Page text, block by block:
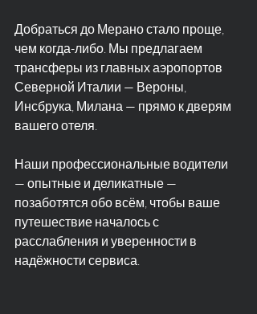
Добраться до Мерано стало проще,
чем когда-либо. Мы предлагаем
трансферы из главных аэропортов
Северной Италии — Вероны,
Инсбрука, Милана — прямо к дверям
вашего отеля.
Наши профессиональные водители
— опытные и деликатные —
позаботятся обо всём, чтобы ваше
путешествие началось с
расслабления и уверенности в
надёжности сервиса.